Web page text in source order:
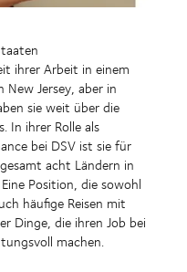
ihrer Arbeit in einem
New Jersey, aber in
sie weit über die
In ihrer Rolle als
bei DSV ist sie für
acht Ländern in
Position, die sowohl
häufige Reisen mit
Dinge, die ihren Job bei
machen.